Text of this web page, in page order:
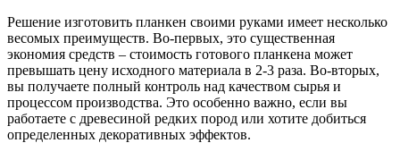
Решение изготовить планкен своими руками имеет несколько
весомых преимуществ. Во-первых, это существенная
экономия средств – стоимость готового планкена может
превышать цену исходного материала в 2-3 раза. Во-вторых,
вы получаете полный контроль над качеством сырья и
процессом производства. Это особенно важно, если вы
работаете с древесиной редких пород или хотите добиться
определенных декоративных эффектов.